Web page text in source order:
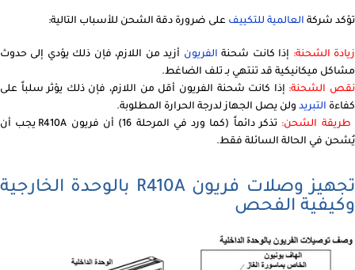
تؤكد شركة العالمية للتكييف على ضرورة دقة الشحن للأسباب التالية:
زيادة الشحنة: إذا كانت شحنة الفريون أزيد من اللازم، فإن ذلك يؤدي إلى حدوث
مشاكل ميكانيكية قد تنتهي بـ تلف الضاغط.
نقص الشحنة: إذا كانت شحنة الفريون أقل من اللازم، فإن ذلك يؤثر سلباً على
كفاءة التبريد ولن يصل الجهاز لدرجة الحرارة المطلوبة.
طريقة الشحن:
تذكر دائماً (كما ورد في المرحلة 16) أن فريون R410A يجب أن
يُشحن في الحالة السائلة فقط.
تجهيز وصلات فريون R410A بالوحدة الخارجية
وكيفية الفحص